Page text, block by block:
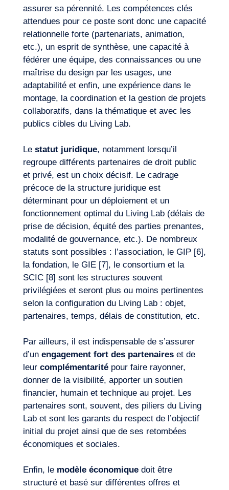
Nous contacter
FR
assurer sa pérennité. Les compétences clés
attendues pour ce poste sont donc une capacité
relationnelle forte (partenariats, animation,
etc.), un esprit de synthèse, une capacité à
fédérer une équipe, des connaissances ou une
maîtrise du design par les usages, une
adaptabilité et enfin, une expérience dans le
montage, la coordination et la gestion de projets
collaboratifs, dans la thématique et avec les
publics cibles du Living Lab.
Le statut juridique, notamment lorsqu’il
regroupe différents partenaires de droit public
et privé, est un choix décisif. Le cadrage
précoce de la structure juridique est
déterminant pour un déploiement et un
fonctionnement optimal du Living Lab (délais de
prise de décision, équité des parties prenantes,
modalité de gouvernance, etc.). De nombreux
statuts sont possibles : l’association, le GIP [6],
la fondation, le GIE [7], le consortium et la
SCIC [8] sont les structures souvent
privilégiées et seront plus ou moins pertinentes
selon la configuration du Living Lab : objet,
partenaires, temps, délais de constitution, etc.
Par ailleurs, il est indispensable de s’assurer
d’un engagement fort des partenaireset de
leur complémentarité pour faire rayonner,
donner de la visibilité, apporter un soutien
financier, humain et technique au projet. Les
partenaires sont, souvent, des piliers du Living
Lab et sont les garants du respect de l’objectif
initial du projet ainsi que de ses retombées
économiques et sociales.
Enfin, le modèle économiquedoit être
structuré et basé sur différentes offres et